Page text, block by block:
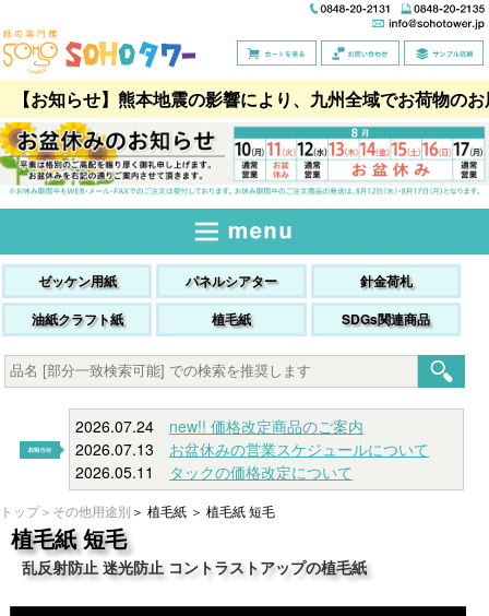
【お知らせ】熊本地震の影響により、九州全域でお荷物の
ゼッケン用紙 パネルシアター
針金荷札
油紙クラフト紙
植毛紙 SDGs関連商品
2026.07.24 new!! 価格改定商品のご案内
2026.07.13 お盆休みの営業スケジュールについて
2026.05.11 タックの価格改定について
トップ＞ その他用途別 ＞ 植毛紙 ＞ 植毛紙 短毛
植毛紙 短毛
乱反射防止 迷光防止 コントラストアップの植毛紙